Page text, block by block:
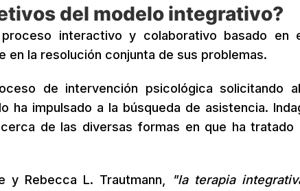
del modelo integrativo?
interactivo y colaborativo basado en
en la resolución conjunta de sus problemas.
de intervención psicológica solicitando
ha impulsado a la búsqueda de asistencia.
de las diversas formas en que ha tratado
y Rebecca L. Trautmann,
"la terapia